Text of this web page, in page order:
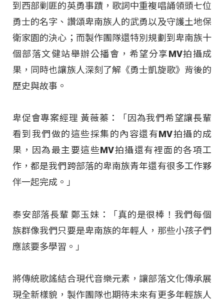
到西部剿匪的英勇事蹟，歌詞中重複唱誦領頭七位
勇士的名字、讚頌卑南族人的武勇以及守護土地保
衛家園的決心；而製作團隊還特別規劃到卑南族十
個部落文健站舉辦公播會，希望分享MV拍攝成
果，同時也讓族人深刻了解《勇士凱旋歌》背後的
歷史與故事。
卑促會專案經理 黃薇蓁：「因為我們希望讓長輩
看到我們做的這些採集的內容還有MV拍攝的成
果，因為最主要這些MV拍攝還有裡面的各項工
作，都是我們跨部落的卑南族青年還有很多工作夥
伴一起完成。」
泰安部落長輩 鄭玉妹：「真的是很棒！我們每個
族群像我們只要是卑南族的年輕人，那些小孩子們
應該要多學習。」
將傳統歌謠結合現代音樂元素，讓部落文化傳承展
現全新樣貌，製作團隊也期待未來有更多年輕族人